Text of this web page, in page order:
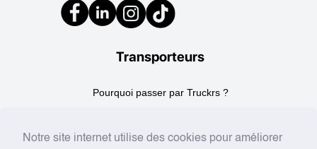
Transporteurs
Pourquoi passer par Truckrs ?
Offres Truckrs
Notre site internet utilise des cookies pour améliorer